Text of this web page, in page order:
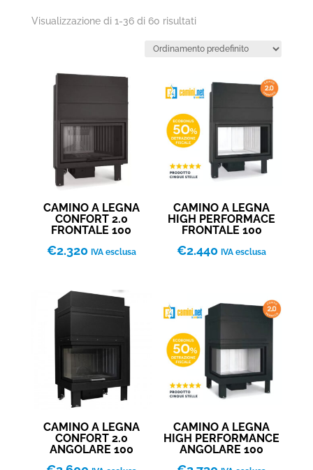
Visualizzazione di 1-36 di 60 risultati
CAMINO A LEGNA
CONFORT 2.0
FRONTALE 100
€2.320 IVA esclusa
CAMINO A LEGNA
HIGH PERFORMACE
FRONTALE 100
€2.440 IVA esclusa
CAMINO A LEGNA
CONFORT 2.0
ANGOLARE 100
CAMINO A LEGNA
HIGH PERFORMANCE
ANGOLARE 100